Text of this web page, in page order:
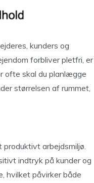
kunders og
forbliver pletfri, er
ofte skal du planlægge
størrelsen af ​​rummet,
arbejdsmiljø.
indtryk på kunder og
hvilket påvirker både